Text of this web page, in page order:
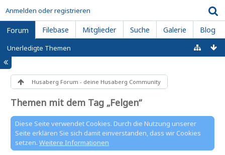
Anmelden oder registrieren
Forum Filebase Mitglieder Suche Galerie Blog
Unerledigte Themen
Husaberg Forum - deine Husaberg Community
Themen mit dem Tag „Felgen“
Diese Seite verwendet Cookies. Durch die Nutzung unserer
Seite erklären Sie sich damit einverstanden, dass wir Cookies
setzen. Weitere Informationen